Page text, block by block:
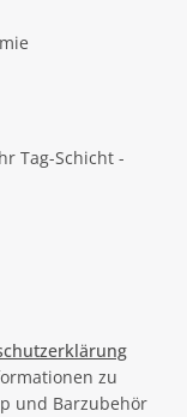
Tag-Schicht -
zu
und Barzubehör